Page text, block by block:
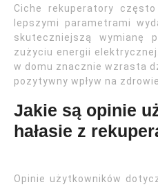
Ciche rekuperatory
lepszymi parametrami
skuteczniejszą wymianę
zużyciu energii
w domu znacznie wzrasta
pozytywny wpływ na
Jakie są opinie
hałasie z
Opinie użytkowników